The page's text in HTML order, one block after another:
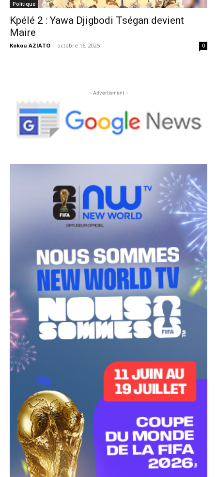
Politique
Kpélé 2 : Yawa Djigbodi Tségan devient
Maire
Kokou AZIATO - octobre 16, 2025 0
- Advertisment -